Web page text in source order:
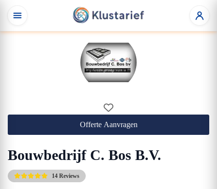
Offerte Aanvragen
Bouwbedrijf C. Bos B.V.
14 Reviews